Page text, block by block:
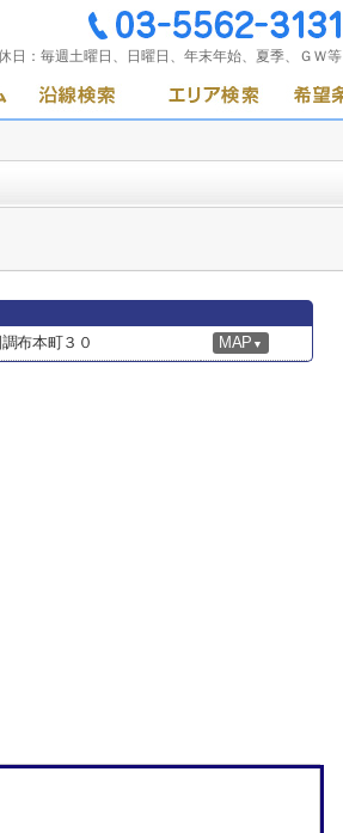
日： 毎週土曜日、日曜日、年末年始、夏季、ＧＷ等
布本町３０ MAP ▼